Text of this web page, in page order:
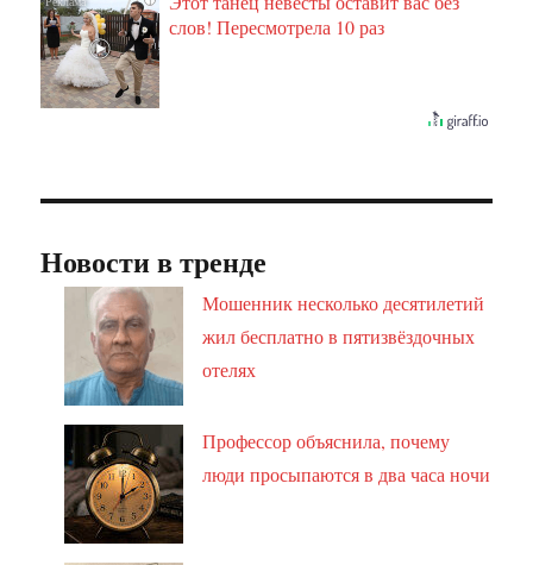
слов! Пересмотрела 10 раз
Новости в тренде
Мошенник несколько десятилетий
жил бесплатно в пятизвёздочных
отелях
Профессор объяснила, почему
люди просыпаются в два часа ночи